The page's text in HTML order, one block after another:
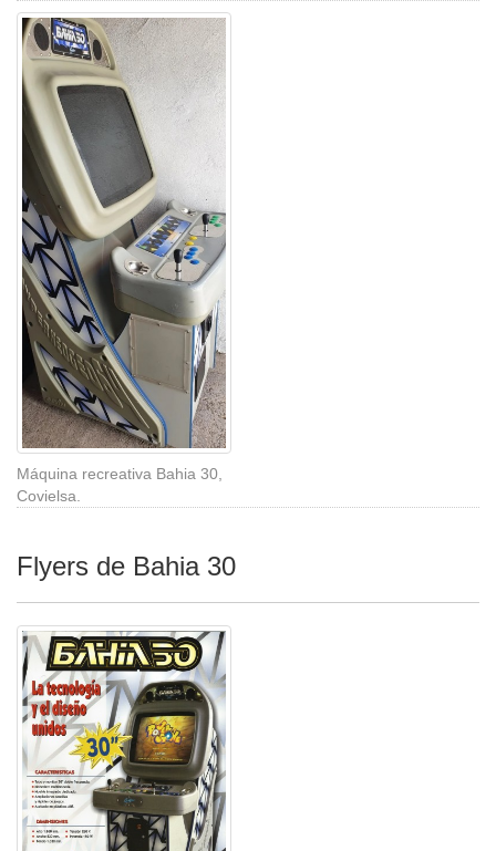
Máquina recreativa Bahia 30,
Covielsa.
Flyers de Bahia 30